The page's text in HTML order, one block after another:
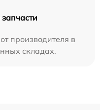
производителя в
складах.